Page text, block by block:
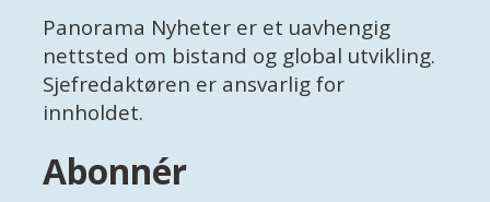
Panorama Nyheter er et uavhengig
nettsted om bistand og global utvikling.
Sjefredaktøren er ansvarlig for
innholdet.
Abonnér